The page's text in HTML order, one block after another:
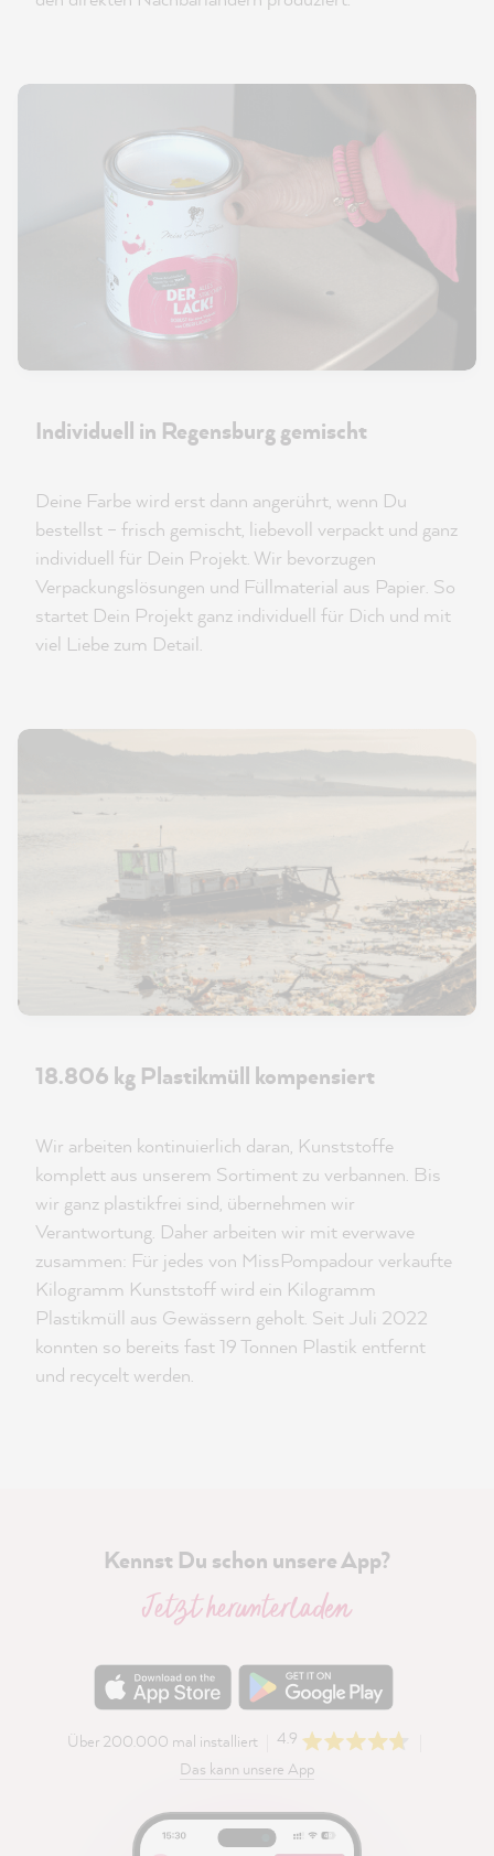
Individuell in Regensburg gemischt
Deine Farbe wird erst dann angerührt, wenn Du
bestellst – frisch gemischt, liebevoll verpackt und ganz
individuell für Dein Projekt. Wir bevorzugen
Verpackungslösungen und Füllmaterial aus Papier. So
startet Dein Projekt ganz individuell für Dich und mit
viel Liebe zum Detail.
18.806 kg Plastikmüll kompensiert
Wir arbeiten kontinuierlich daran, Kunststoffe
komplett aus unserem Sortiment zu verbannen. Bis
wir ganz plastikfrei sind, übernehmen wir
Verantwortung. Daher arbeiten wir mit everwave
zusammen: Für jedes von MissPompadour verkaufte
Kilogramm Kunststoff wird ein Kilogramm
Plastikmüll aus Gewässern geholt. Seit Juli 2022
konnten so bereits fast 19 Tonnen Plastik entfernt
und recycelt werden.
Kennst Du schon unsere App?
Jetzt herunterladen
Über 200.000 mal installiert
4.9
Das kann unsere App